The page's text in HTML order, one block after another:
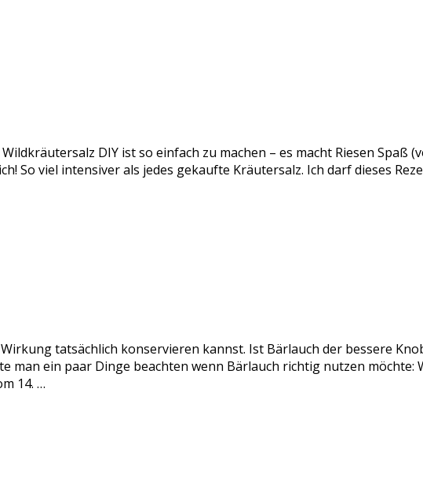
DIY ist so einfach zu machen – es macht Riesen Spaß
So viel intensiver als jedes gekaufte Kräutersalz. Ich darf dieses
tatsächlich konservieren kannst. Ist Bärlauch der bessere
man ein paar Dinge beachten wenn Bärlauch richtig nutzen möchte:
14. …